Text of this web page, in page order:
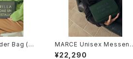
Bag (M
MARCE Unisex Messeng
er Bag (Khaki)
¥22,290